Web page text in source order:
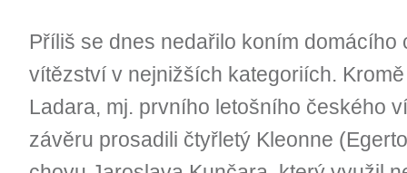
Příliš se dnes nedařilo koním domácího
vítězství v nejnižších kategoriích.
Ladara, mj. prvního letošního českého
závěru prosadili čtyřletý Kleonne